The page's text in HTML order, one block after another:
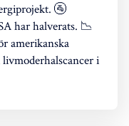
🚰
har halverats. 📉
amerikanska
i